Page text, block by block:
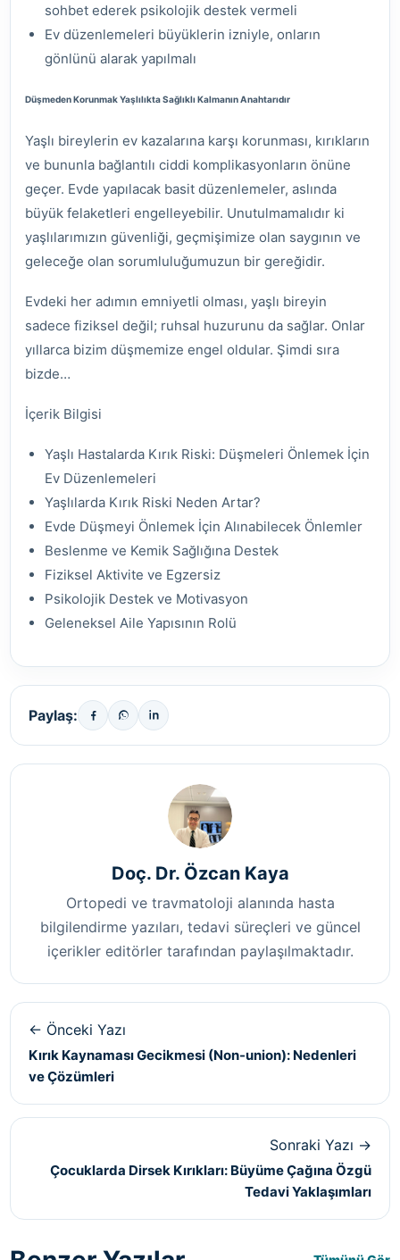
sohbet ederek psikolojik destek vermeli
Ev düzenlemeleri büyüklerin izniyle, onların
gönlünü alarak yapılmalı
Düşmeden Korunmak Yaşlılıkta Sağlıklı Kalmanın Anahtarıdır
Yaşlı bireylerin ev kazalarına karşı korunması, kırıkların
ve bununla bağlantılı ciddi komplikasyonların önüne
geçer. Evde yapılacak basit düzenlemeler, aslında
büyük felaketleri engelleyebilir. Unutulmamalıdır ki
yaşlılarımızın güvenliği, geçmişimize olan saygının ve
geleceğe olan sorumluluğumuzun bir gereğidir.
Evdeki her adımın emniyetli olması, yaşlı bireyin
sadece fiziksel değil; ruhsal huzurunu da sağlar. Onlar
yıllarca bizim düşmemize engel oldular. Şimdi sıra
bizde…
İçerik Bilgisi
Yaşlı Hastalarda Kırık Riski: Düşmeleri Önlemek İçin
Ev Düzenlemeleri
Yaşlılarda Kırık Riski Neden Artar?
Evde Düşmeyi Önlemek İçin Alınabilecek Önlemler
Beslenme ve Kemik Sağlığına Destek
Fiziksel Aktivite ve Egzersiz
Psikolojik Destek ve Motivasyon
Geleneksel Aile Yapısının Rolü
Paylaş:
Doç. Dr. Özcan Kaya
Ortopedi ve travmatoloji alanında hasta
bilgilendirme yazıları, tedavi süreçleri ve güncel
içerikler editörler tarafından paylaşılmaktadır.
← Önceki Yazı
Kırık Kaynaması Gecikmesi (Non-union): Nedenleri
ve Çözümleri
Sonraki Yazı →
Çocuklarda Dirsek Kırıkları: Büyüme Çağına Özgü
Tedavi Yaklaşımları